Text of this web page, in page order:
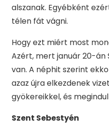
alszanak. Egyébként
télen fát vágni.
Hogy ezt miért most
Azért, mert január 20-án
van. A néphit szerint
azaz újra elkezdenek
gyökereikkel, és
Szent Sebestyén